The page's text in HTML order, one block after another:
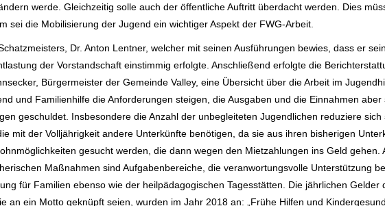
werde. Gleichzeitig solle auch der öffentlicheAuftritt überdacht werden. Dies
sei die Mobilisierung der Jugend ein wichtiger Aspekt der FWG-Arbeit.
Dr. Anton Lentner, welcher mit seinen Ausführungen bewies, dass er
der Vorstandschaft einstimmig erfolgte. Anschließend erfolgte die
Bürgermeister der Gemeinde Valley, eine Übersicht über die Arbeit im
und Familienhilfe die Anforderungen steigen, dieAusgaben und die Einnahmen
geschuldet. Insbesondere die Anzahl der unbegleiteten Jugendlichen reduziere sich
mit der Volljährigkeit andere Unterkünfte benötigen, da sie aus ihren bisherigen
gesucht werden, die dann wegen den Mietzahlungen ins Geld gehen.
Maßnahmen sind Aufgabenbereiche, die veranwortungsvolle Unterstützung
für Familien ebenso wie der heilpädagogischen Tagesstätten. Die jährlichen Gelder
an ein Motto geknüpft seien, wurden im Jahr 2018 an: „Frühe Hilfen und